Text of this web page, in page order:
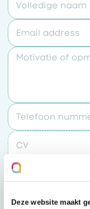
Deze website maakt
Volledige naam
Email address
Motivatie of
Telefoon
CV